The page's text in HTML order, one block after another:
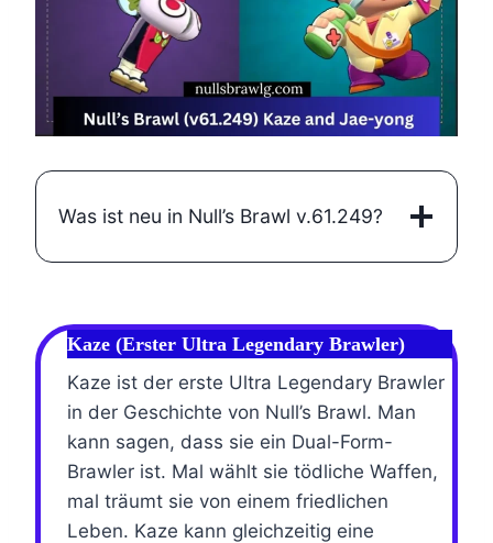
Was ist neu in Null’s Brawl v.61.249?
Kaze (Erster Ultra Legendary Brawler)
Kaze ist der erste Ultra Legendary Brawler
in der Geschichte von Null’s Brawl. Man
kann sagen, dass sie ein Dual-Form-
Brawler ist. Mal wählt sie tödliche Waffen,
mal träumt sie von einem friedlichen
Leben. Kaze kann gleichzeitig eine